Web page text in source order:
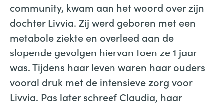
community, kwam aan het woord over zijn
dochter Livvia. Zij werd geboren met een
metabole ziekte en overleed aan de
slopende gevolgen hiervan toen ze 1 jaar
was. Tijdens haar leven waren haar ouders
vooral druk met de intensieve zorg voor
Livvia. Pas later schreef Claudia, haar